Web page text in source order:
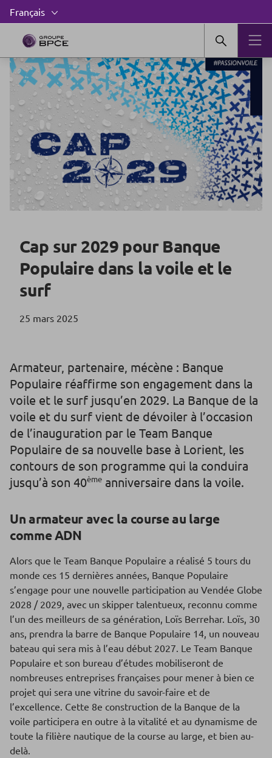
Cap sur 2029 pour Banque
Populaire dans la voile et le
surf
25 mars 2025
Armateur, partenaire, mécène : Banque
Populaire réaffirme son engagement dans la
voile et le surf jusqu’en 2029. La Banque de la
voile et du surf vient de dévoiler à l’occasion
de l’inauguration par le Team Banque
Populaire de sa nouvelle base à Lorient, les
contours de son programme qui la conduira
jusqu’à son 40ème anniversaire dans la voile.
Un armateur avec la course au large
comme ADN
Alors que le Team Banque Populaire a réalisé 5 tours du
monde ces 15 dernières années, Banque Populaire
s’engage pour une nouvelle participation au Vendée Globe
2028 / 2029, avec un skipper talentueux, reconnu comme
l’un des meilleurs de sa génération, Loïs Berrehar. Loïs, 30
ans, prendra la barre de Banque Populaire 14, un nouveau
bateau qui sera mis à l’eau début 2027. Le Team Banque
Populaire et son bureau d’études mobiliseront de
nombreuses entreprises françaises pour mener à bien ce
projet qui sera une vitrine du savoir-faire et de
l’excellence. Cette 8e construction de la Banque de la
voile participera en outre à la vitalité et au dynamisme de
toute la filière nautique de la course au large, et bien au-
delà.